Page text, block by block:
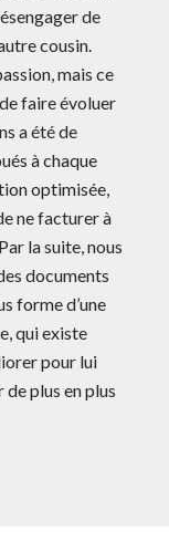
de
cousin.
mais ce
faire évoluer
a été de
à chaque
optimisée,
ne facturer à
la suite, nous
documents
forme d’une
qui existe
pour lui
plus en plus